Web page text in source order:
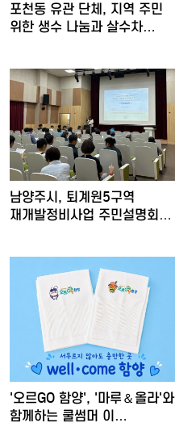
포천동 유관 단체, 지역 주민
위한 생수 나눔과 살수차…
남양주시, 퇴계원5구역
재개발정비사업 주민설명회
'오르GO 함양', '마루＆올라'와
함께하는 쿨썸머 이…